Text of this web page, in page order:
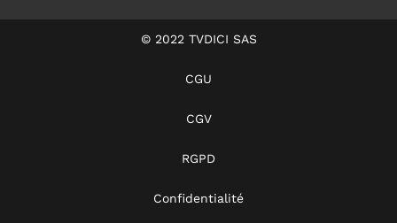
© 2022 TVDICI SAS
CGU
CGV
RGPD
Confidentialité